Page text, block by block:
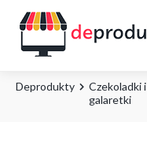
Deprodukty
Czekoladki i
galaretki